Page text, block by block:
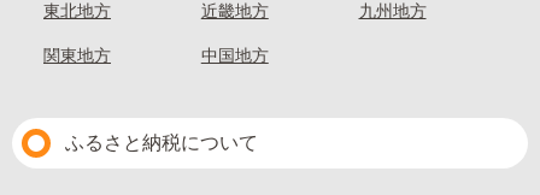
東北地方
関東地方
近畿地方
中国地方
九州地方
ふるさと納税について